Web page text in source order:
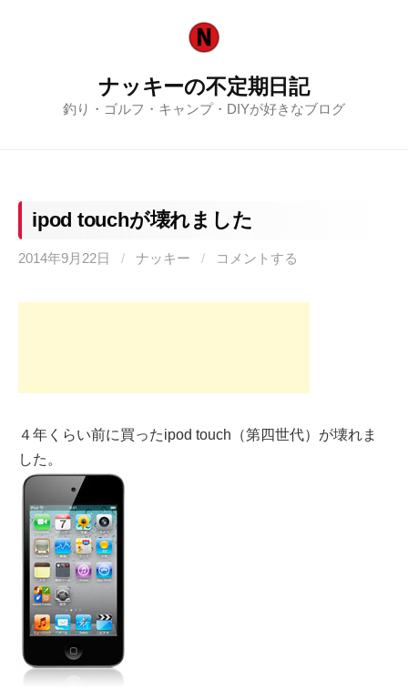
ナッキーの不定期日記
釣り・ゴルフ・キャンプ・DIYが好きなブログ
ipod touchが壊れました
2014年9月22日 / ナッキー / コメントする
４年くらい前に買ったipod touch（第四世代）が壊れま
した。